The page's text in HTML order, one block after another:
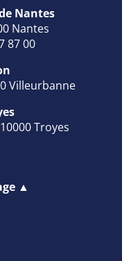
Nantes
Nantes
87 00
Villeurbanne
Troyes
▲